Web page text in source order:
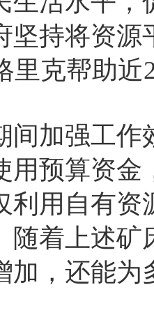
坚持将资
里克帮助
间加强工
用预算资
利用自有
随着上述
加，还能为